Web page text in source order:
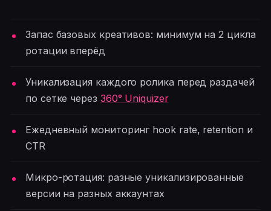
Запас базовых креативов: минимум на 2 цикла
ротации вперёд
Уникализация каждого ролика перед раздачей
по сетке через 360° Uniquizer
Ежедневный мониторинг hook rate, retention и
CTR
Микро-ротация: разные уникализированные
версии на разных аккаунтах